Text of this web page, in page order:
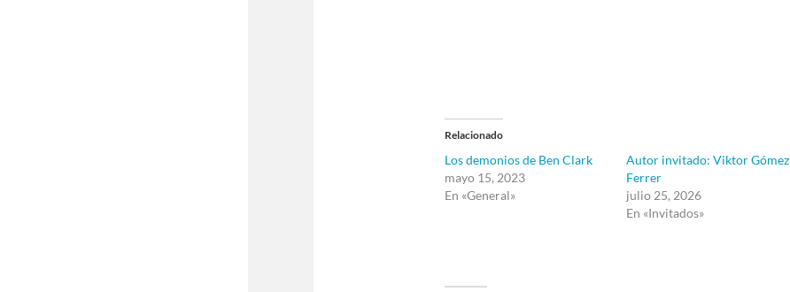
Relacionado
Los demonios de Ben Clark
mayo 15, 2023
En «General»
Autor invitado: Viktor Gómez
Ferrer
julio 25, 2026
En «Invitados»